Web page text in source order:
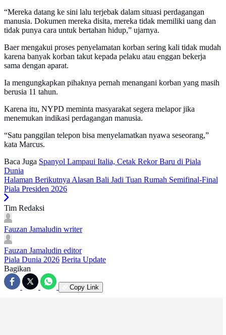
“Mereka datang ke sini lalu terjebak dalam situasi perdagangan
manusia. Dokumen mereka disita, mereka tidak memiliki uang dan
tidak punya cara untuk bertahan hidup,” ujarnya.
Baer mengakui proses penyelamatan korban sering kali tidak mudah
karena banyak korban takut kepada pelaku atau enggan bekerja
sama dengan aparat.
Ia mengungkapkan pihaknya pernah menangani korban yang masih
berusia 11 tahun.
Karena itu, NYPD meminta masyarakat segera melapor jika
menemukan indikasi perdagangan manusia.
“Satu panggilan telepon bisa menyelamatkan nyawa seseorang,”
kata Marcus.
Baca Juga Spanyol Lampaui Italia, Cetak Rekor Baru di Piala
Dunia
Halaman Berikutnya Alasan Bali Jadi Tuan Rumah Semifinal-Final
Piala Presiden 2026
Tim Redaksi
Fauzan Jamaludin writer
Fauzan Jamaludin editor
Piala Dunia 2026 Berita Update
Bagikan
Copy Link